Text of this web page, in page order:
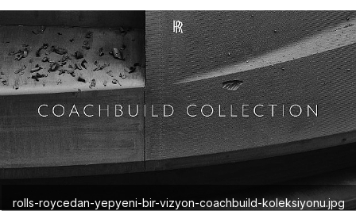
rolls-roycedan-yepyeni-bir-vizyon-coachbuild-koleksiyonu.jpg